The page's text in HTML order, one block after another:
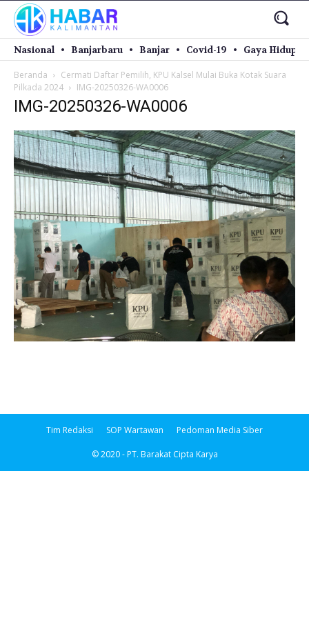
Nasional Banjarbaru Banjar Covid-19 Gaya Hidup
Beranda
Cermati Daftar Pemilih, KPU Kalsel Mulai Buka Kotak Suara
Pilkada 2024
IMG-20250326-WA0006
IMG-20250326-WA0006
Tim Redaksi SOP Wartawan Pedoman Media Siber
© 2020 - PT. Barakat Cipta Karya